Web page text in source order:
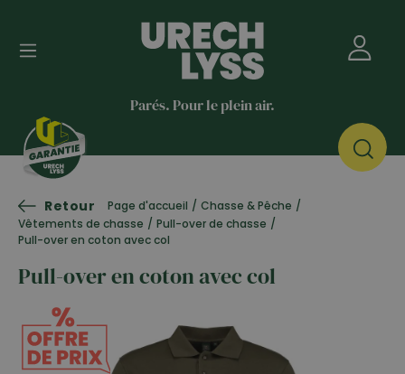
Parés. Pour le plein air.
Retour Page d'accueil / Chasse & Pêche /
Vêtements de chasse / Pull-over de chasse /
Pull-over en coton avec col
Pull-over en coton avec col